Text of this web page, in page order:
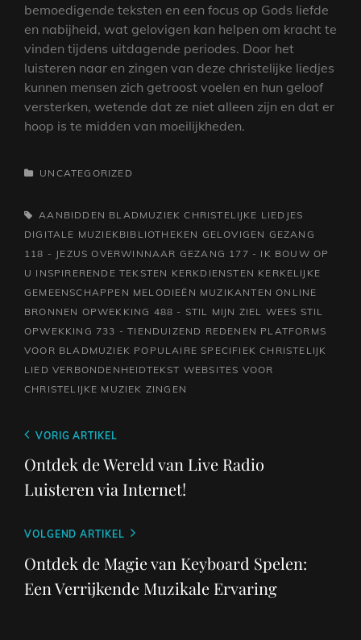
bemoedigende teksten en een focus op Gods liefde
en nabijheid, wat gelovigen kan helpen om kracht te
vinden tijdens uitdagende periodes. Door het
luisteren naar en zingen van deze christelijke liedjes
kunnen mensen zich getroost voelen en hun geloof
versterken, wetende dat ze niet alleen zijn en dat er
hoop is te midden van moeilijkheden.
CATEGORIEËN
UNCATEGORIZED
TAGS,AANBIDDEN BLADMUZIEK CHRISTELIJKE LIEDJES
DIGITALE MUZIEKBIBLIOTHEKEN GELOVIGEN GEZANG
118 - JEZUS OVERWINNAAR GEZANG 177 - IK BOUW OP
U INSPIRERENDE TEKSTEN KERKDIENSTEN KERKELIJKE
GEMEENSCHAPPEN MELODIEËN MUZIKANTEN ONLINE
BRONNEN OPWEKKING 488 - STIL MIJN ZIEL WEES STIL
OPWEKKING 733 - TIENDUIZEND REDENEN PLATFORMS
VOOR BLADMUZIEK POPULAIRE SPECIFIEK CHRISTELIJK
LIED VERBONDENHEIDTEKST WEBSITES VOOR
CHRISTELIJKE MUZIEK ZINGEN
Berichtnavigatie
Vorig
bericht
VORIG ARTIKEL
Ontdek de Wereld van Live Radio
Luisteren via Internet!
Volgend
bericht
VOLGEND ARTIKEL
Ontdek de Magie van Keyboard Spelen:
Een Verrijkende Muzikale Ervaring